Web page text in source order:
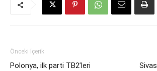
Önceki İçerik
Polonya, ilk parti TB2’leri